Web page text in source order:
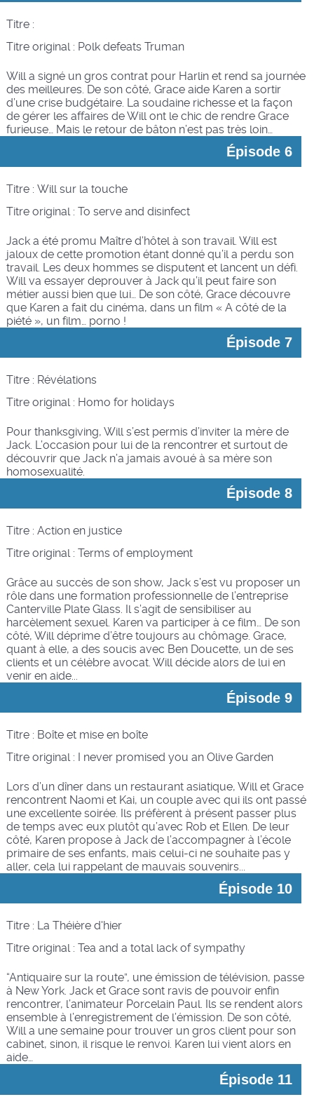
Titre :
Titre original : Polk defeats Truman
Will a signé un gros contrat pour Harlin et rend sa journée
des meilleures. De son côté, Grace aide Karen a sortir
d’une crise budgétaire. La soudaine richesse et la façon
de gérer les affaires de Will ont le chic de rendre Grace
furieuse… Mais le retour de bâton n’est pas très loin…
Épisode 6
Titre : Will sur la touche
Titre original : To serve and disinfect
Jack a été promu Maître d’hôtel à son travail. Will est
jaloux de cette promotion étant donné qu’il a perdu son
travail. Les deux hommes se disputent et lancent un défi.
Will va essayer deprouver à Jack qu’il peut faire son
métier aussi bien que lui… De son côté, Grace découvre
que Karen a fait du cinéma, dans un film « A côté de la
piété », un film… porno !
Épisode 7
Titre : Révélations
Titre original : Homo for holidays
Pour thanksgiving, Will s’est permis d’inviter la mère de
Jack. L’occasion pour lui de la rencontrer et surtout de
découvrir que Jack n’a jamais avoué à sa mère son
homosexualité.
Épisode 8
Titre : Action en justice
Titre original : Terms of employment
Grâce au succès de son show, Jack s’est vu proposer un
rôle dans une formation professionnelle de l’entreprise
Canterville Plate Glass. Il s’agit de sensibiliser au
harcèlement sexuel. Karen va participer à ce film… De son
côté, Will déprime d’être toujours au chômage. Grace,
quant à elle, a des soucis avec Ben Doucette, un de ses
clients et un célèbre avocat. Will décide alors de lui en
venir en aide...
Épisode 9
Titre : Boîte et mise en boîte
Titre original : I never promised you an Olive Garden
Lors d’un dîner dans un restaurant asiatique, Will et Grace
rencontrent Naomi et Kai, un couple avec qui ils ont passé
une excellente soirée. Ils préfèrent à présent passer plus
de temps avec eux plutôt qu’avec Rob et Ellen. De leur
côté, Karen propose à Jack de l’accompagner à l’école
primaire de ses enfants, mais celui-ci ne souhaite pas y
aller, cela lui rappelant de mauvais souvenirs...
Épisode 10
Titre : La Théière d'hier
Titre original : Tea and a total lack of sympathy
“Antiquaire sur la route”, une émission de télévision, passe
à New York. Jack et Grace sont ravis de pouvoir enfin
rencontrer, l’animateur Porcelain Paul. Ils se rendent alors
ensemble à l’enregistrement de l’émission. De son côté,
Will a une semaine pour trouver un gros client pour son
cabinet, sinon, il risque le renvoi. Karen lui vient alors en
aide…
Épisode 11